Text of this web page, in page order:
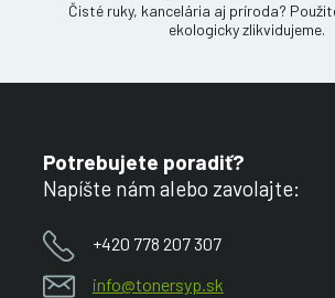
Čisté ruky, kancelária aj príroda?
ekologicky zlikvidujeme.
Potrebujete poradiť?
Napíšte nám alebo zavolajte:
+420 778 207 307
info@tonersyp.sk